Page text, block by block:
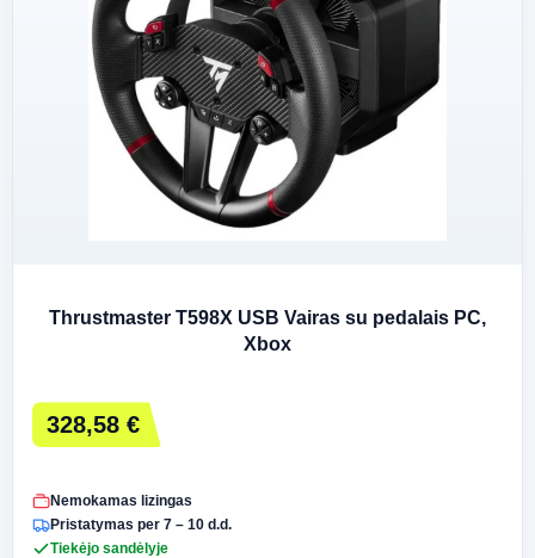
Thrustmaster T598X USB Vairas su pedalais PC,
Xbox
328,58 €
Nemokamas lizingas
Pristatymas per 7 – 10 d.d.
Tiekėjo sandėlyje